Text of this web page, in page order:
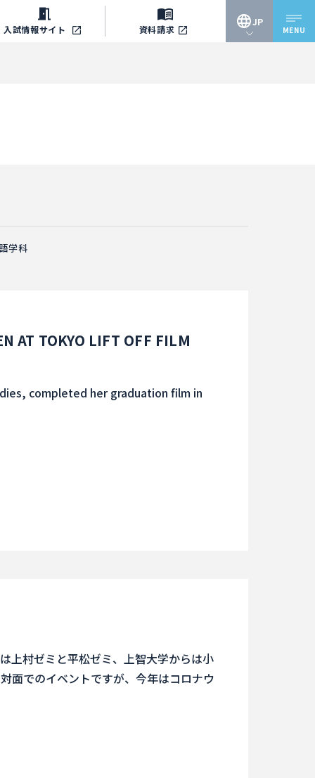
入試情報サイト 資料請求
JP
MENU
学科
AT TOKYO LIFT OFF FILM
completed her graduation film in
上村ゼミと平松ゼミ、上智大学からは小
面でのイベントですが、今年はコロナウ